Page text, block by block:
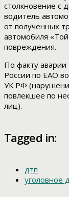
столкновение с
водитель
от полученных
автомобиля
повреждения.
По факту
России по ЕАО
УК РФ
повлекшее по
лиц).
Tagged in:
дтп
уголовное